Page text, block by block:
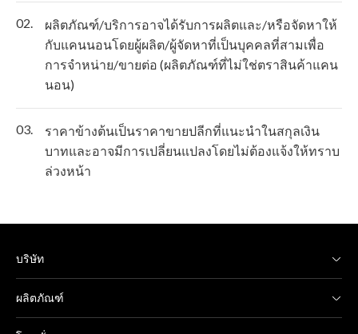
02.
ผลิตภัณฑ์/บริการอาจได้รับการผลิตและ/หรือจัดหาให้
กับแคนนอนโดยผู้ผลิต/ผู้จัดหาที่เป็นบุคคลที่สามเพื่อ
การจำหน่าย/ขายต่อ (ผลิตภัณฑ์ที่ไม่ใช่ตราสินค้าแคน
นอน)
03.
ราคาข้างต้นเป็นราคาขายปลีกที่แนะนำในสกุลเงิน
บาทและอาจมีการเปลี่ยนแปลงโดยไม่ต้องแจ้งให้ทราบ
ล่วงหน้า
บริษัท
ผลิตภัณฑ์